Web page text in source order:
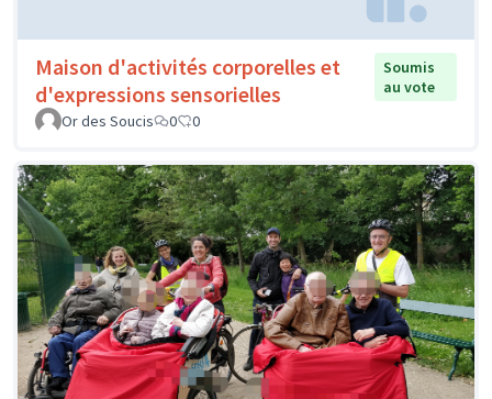
Maison d'activités corporelles et
d'expressions sensorielles
Soumis
au vote
Or des Soucis
0 0